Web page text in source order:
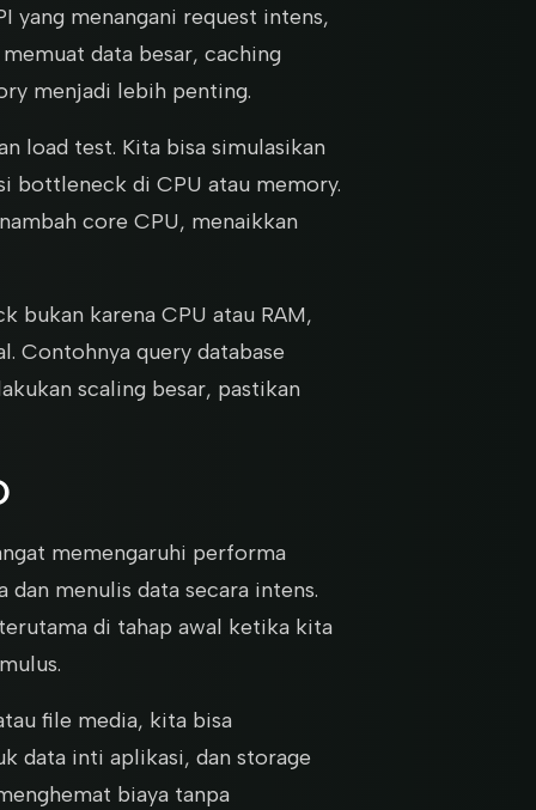
yang menangani request intens,
data besar, caching
menjadi lebih penting.
load test. Kita bisa simulasikan
bottleneck di CPU atau memory.
core CPU, menaikkan
bukan karena CPU atau RAM,
Contohnya query database
scaling besar, pastikan
memengaruhi performa
dan menulis data secara intens.
di tahap awal ketika kita
file media, kita bisa
data inti aplikasi, dan storage
biaya tanpa